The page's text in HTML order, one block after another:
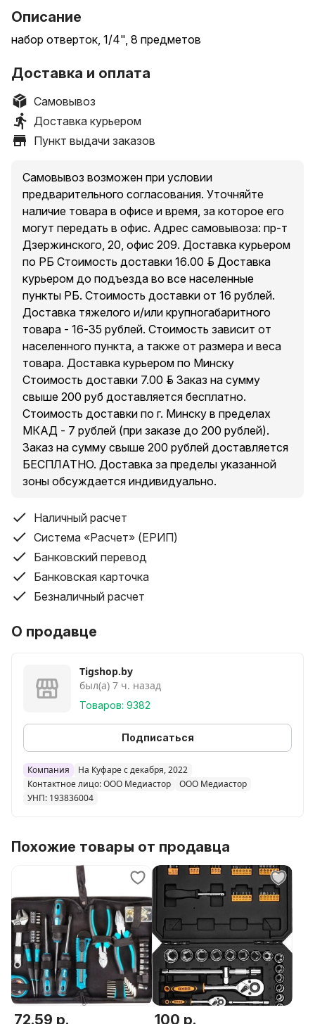
Описание
набор отверток, 1/4", 8 предметов
Доставка и оплата
Самовывоз
Доставка курьером
Пункт выдачи заказов
Самовывоз возможен при условии
предварительного согласования. Уточняйте
наличие товара в офисе и время, за которое его
могут передать в офис. Адрес самовывоза: пр-т
Дзержинского, 20, офис 209. Доставка курьером
по РБ Стоимость доставки 16.00 руб. Доставка
курьером до подъезда во все населенные
пункты РБ. Стоимость доставки от 16 рублей.
Доставка тяжелого и/или крупногабаритного
товара - 16-35 рублей. Стоимость зависит от
населенного пункта, а также от размера и веса
товара. Доставка курьером по Минску
Стоимость доставки 7.00 руб. Заказ на сумму
свыше 200 руб доставляется бесплатно.
Стоимость доставки по г. Минску в пределах
МКАД - 7 рублей (при заказе до 200 рублей).
Заказ на сумму свыше 200 рублей доставляется
БЕСПЛАТНО. Доставка за пределы указанной
зоны обсуждается индивидуально.
Наличный расчет
Система «Расчет» (ЕРИП)
Банковский перевод
Банковская карточка
Безналичный расчет
О продавце
Tigshop.by
был(а) 7 ч. назад
Товаров: 9382
Подписаться
Компания
На Куфаре с декабря, 2022
Контактное лицо: ООО Медиастор
ООО Медиастор
УНП: 193836004
Похожие товары от продавца
72.59 р. 100 р.